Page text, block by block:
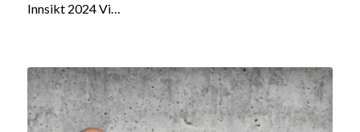
Innsikt 2024 Vi…